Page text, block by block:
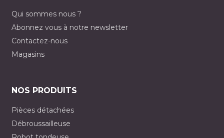
Qui sommes nous ?
Abonnez vous à notre newsletter
Contactez-nous
Magasins
NOS PRODUITS
Pièces détachées
Débroussailleuse